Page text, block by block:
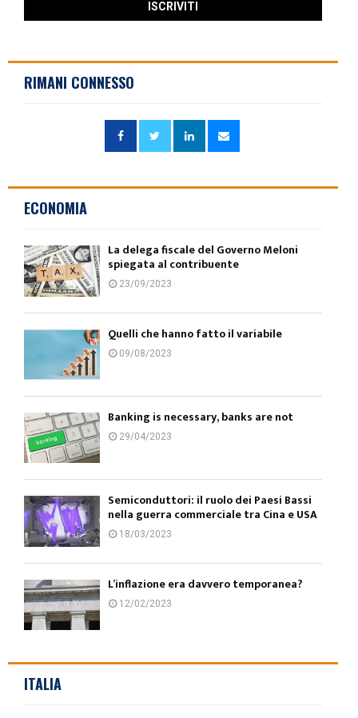
RIMANI CONNESSO
ECONOMIA
La delega fiscale del Governo Meloni
spiegata al contribuente
23/09/2023
Quelli che hanno fatto il variabile
09/08/2023
Banking is necessary, banks are not
29/04/2023
Semiconduttori: il ruolo dei Paesi Bassi
nella guerra commerciale tra Cina e USA
18/03/2023
L’inflazione era davvero temporanea?
12/02/2023
ITALIA